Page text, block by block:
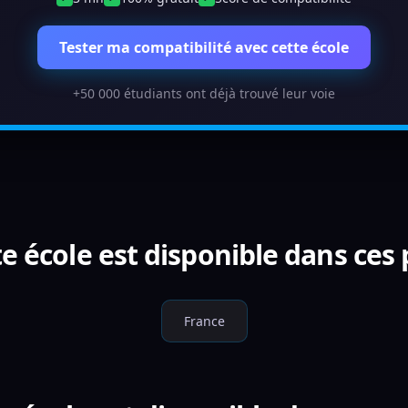
Tester ma compatibilité avec cette école
+50 000 étudiants ont déjà trouvé leur voie
école est disponible dans ces
France